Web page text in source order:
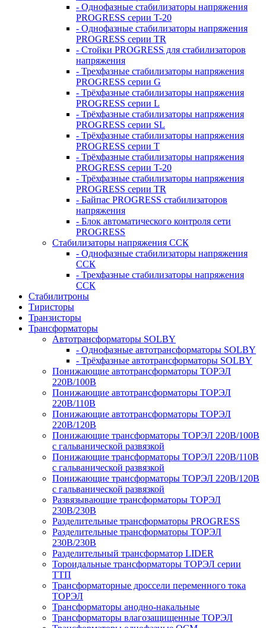
- Однофазные стабилизаторы напряжения
PROGRESS серии T-20
- Однофазные стабилизаторы напряжения
PROGRESS серии TR
- Стойки PROGRESS для стабилизаторов
напряжения
- Трехфазные стабилизаторы напряжения
PROGRESS серии G
- Трёхфазные стабилизаторы напряжения
PROGRESS серии L
- Трёхфазные стабилизаторы напряжения
PROGRESS серии SL
- Трёхфазные стабилизаторы напряжения
PROGRESS серии T
- Трёхфазные стабилизаторы напряжения
PROGRESS серии T-20
- Трёхфазные стабилизаторы напряжения
PROGRESS серии TR
- Байпас PROGRESS стабилизаторов
напряжения
- Блок автоматического контроля сети
PROGRESS
Стабилизаторы напряжения ССК
- Однофазные стабилизаторы напряжения
ССК
- Трехфазные стабилизаторы напряжения
ССК
Стабилитроны
Тиристоры
Транзисторы
Трансформаторы
Автотрансформаторы SOLBY
- Однофазные автотрансформаторы SOLBY
- Трёхфазные автотрансформаторы SOLBY
Понижающие автотрансформаторы ТОРЭЛ
220В/100В
Понижающие автотрансформаторы ТОРЭЛ
220В/110В
Понижающие автотрансформаторы ТОРЭЛ
220В/120В
Понижающие трансформаторы ТОРЭЛ 220В/100В
с гальванической развязкой
Понижающие трансформаторы ТОРЭЛ 220В/110В
с гальванической развязкой
Понижающие трансформаторы ТОРЭЛ 220В/120В
с гальванической развязкой
Развязывающие трансформаторы ТОРЭЛ
230В/230В
Разделительные трансформаторы PROGRESS
Разделительные трансформаторы ТОРЭЛ
230В/230В
Разделительный трансформатор LIDER
Тороидальные трансформаторы ТОРЭЛ серии
ТТП
Трансформаторные дроссели переменного тока
ТОРЭЛ
Трансформаторы анодно-накальные
Трансформаторы влагозащищенные ТОРЭЛ